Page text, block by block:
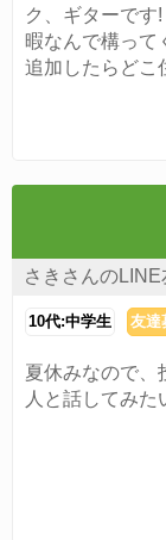
ク、ギターです!
暇なんで構って
追加したらどこ
さきさんの
10代:中学生 友達
夏休みなので、
人と話してみた